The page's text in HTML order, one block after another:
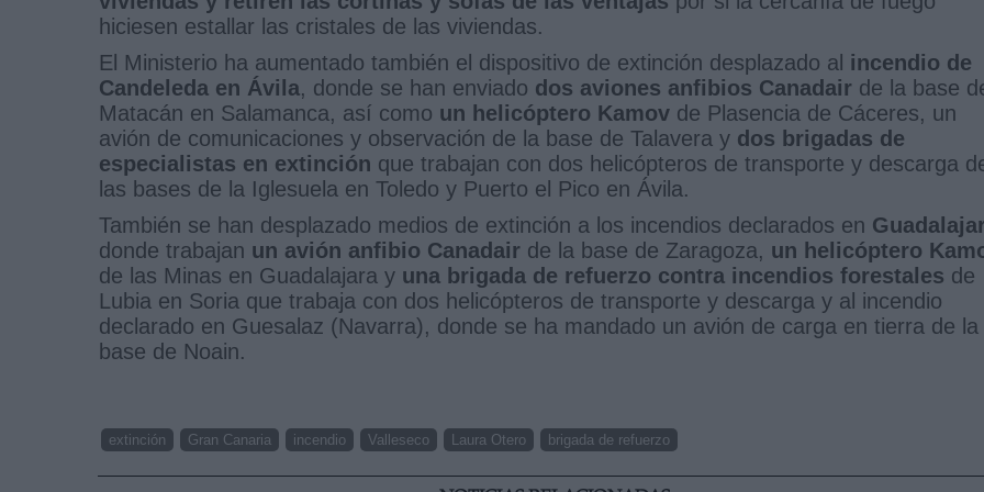
hiciesen estallar las cristales de las viviendas.
El Ministerio ha aumentado también el dispositivo de extinción desplazado al incendio de
Candeleda en Ávila, donde se han enviado dos aviones anfibios Canadair de la base
Matacán en Salamanca, así como un helicóptero Kamov de Plasencia de Cáceres, un
avión de comunicaciones y observación de la base de Talavera y dos brigadas de
especialistas en extinción que trabajan con dos helicópteros de transporte y descarga
las bases de la Iglesuela en Toledo y Puerto el Pico en Ávila.
También se han desplazado medios de extinción a los incendios declarados en
donde trabajan un avión anfibio Canadair de la base de Zaragoza, un helicóptero
de las Minas en Guadalajara y una brigada de refuerzo contra incendios forestales de
Lubia en Soria que trabaja con dos helicópteros de transporte y descarga y al incendio
declarado en Guesalaz (Navarra), donde se ha mandado un avión de carga en tierra de la
base de Noain.
extinción Gran Canaria incendio Valleseco Laura Otero brigada de refuerzo